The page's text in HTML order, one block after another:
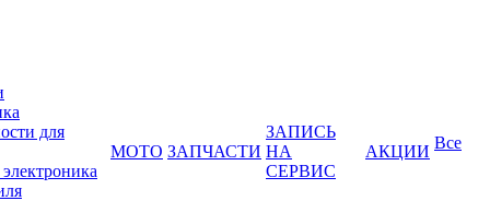
для
МОТО ЗАПЧАСТИ
ЗАПИСЬ
НА
СЕРВИС
АКЦИИ Все